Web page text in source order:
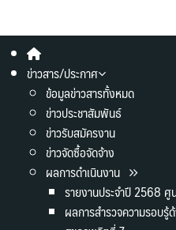
ข่าวสาร/ประกาศ
ข้อมูลข่าวสารทั้งหมด
ข่าวประชาสัมพันธ์
ข่าวรับสมัครงาน
ข่าวจัดซื้อจัดจ้าง
ผลการดำเนินงาน
รายงานประจำปี 2568
ผลการสำรวจความรอบ